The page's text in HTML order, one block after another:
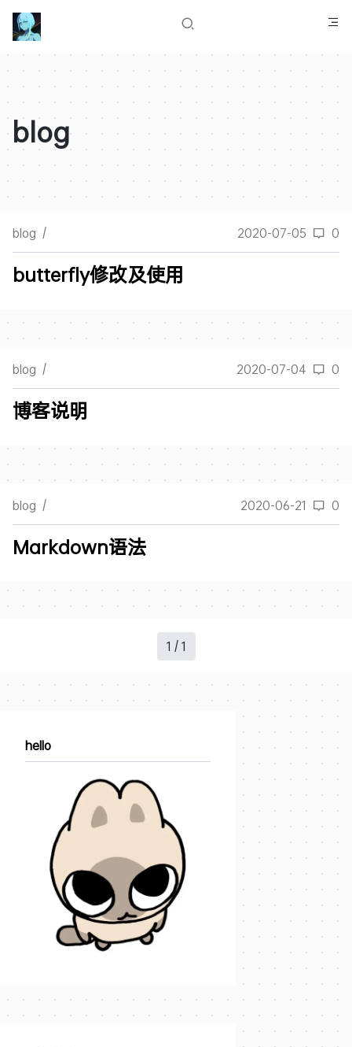
blog
blog / 2020-07-05 0
butterfly修改及使用
blog / 2020-07-04 0
博客说明
blog / 2020-06-21 0
Markdown语法
1 / 1
hello